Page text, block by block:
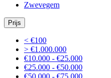
Zwevegem
Prijs
< €100
> €1.000.000
€10.000 - €25.000
€25.000 - €50.000